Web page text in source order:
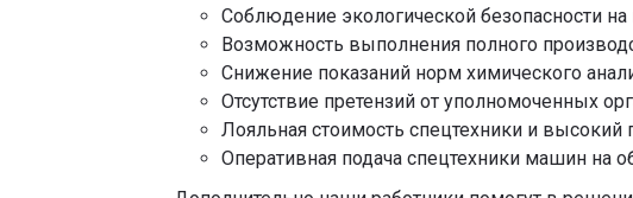
Соблюдение экологической безопасности на
Возможность выполнения полного
Снижение показаний норм химического
Отсутствие претензий от уполномоченных
Лояльная стоимость спецтехники и
Оперативная подача спецтехники машин на